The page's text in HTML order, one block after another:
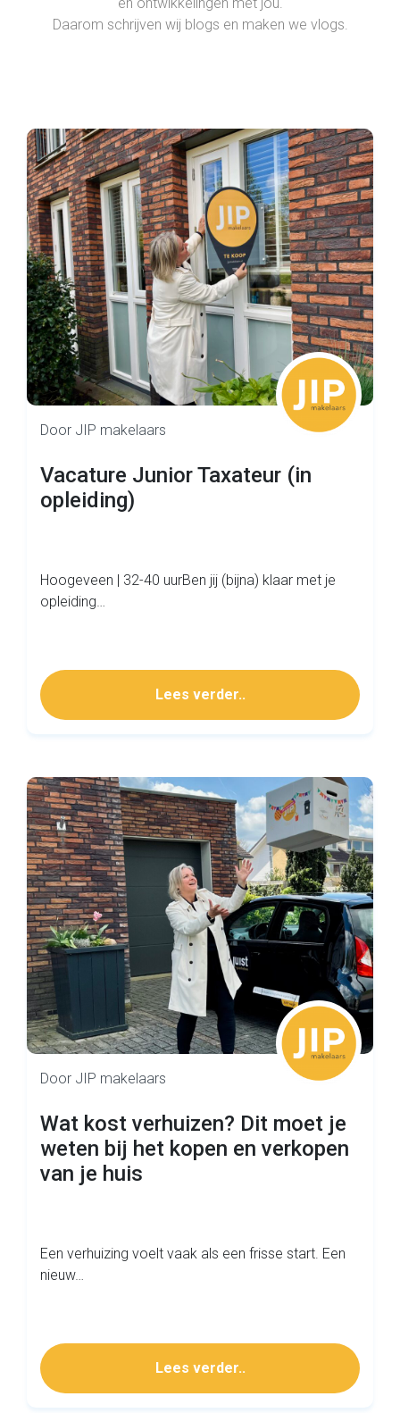
Daarom schrijven wij blogs en maken we vlogs.
Door JIP makelaars
Vacature Junior Taxateur (in
opleiding)
Hoogeveen | 32-40 uurBen jij (bijna) klaar met je
opleiding…
Lees verder..
Door JIP makelaars
Wat kost verhuizen? Dit moet je
weten bij het kopen en verkopen
van je huis
Een verhuizing voelt vaak als een frisse start. Een
nieuw…
Lees verder..